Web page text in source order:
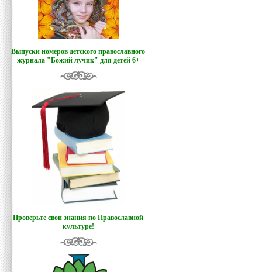
Выпуски номеров детского православного
журнала "Божий лучик" для детей 6+
Проверьте свои знания по Православной
культуре!